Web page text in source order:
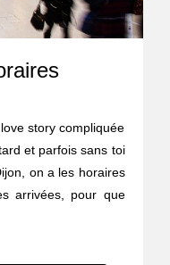
story compliquée
et parfois sans toi
on a les horaires
arrivées, pour que